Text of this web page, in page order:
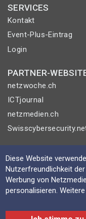
SERVICES
Kontakt
Event-Plus-Eintrag
Login
PARTNER-
netzwoche.ch
ICTjournal
netzmedien.ch
Impressum
AGB
Diese Website
Nutzerfreundlichkeit
Werbung von
personalisieren.